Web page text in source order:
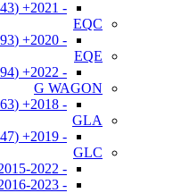
- 2021+ (H243)
EQC
- 2020+ (N293)
EQE
- 2022+ (X294)
G WAGON
- 2018+ (W463)
GLA
- 2019+ (H247)
GLC
- 2015-2022 (X253)
- 2016-2023 (קופה)